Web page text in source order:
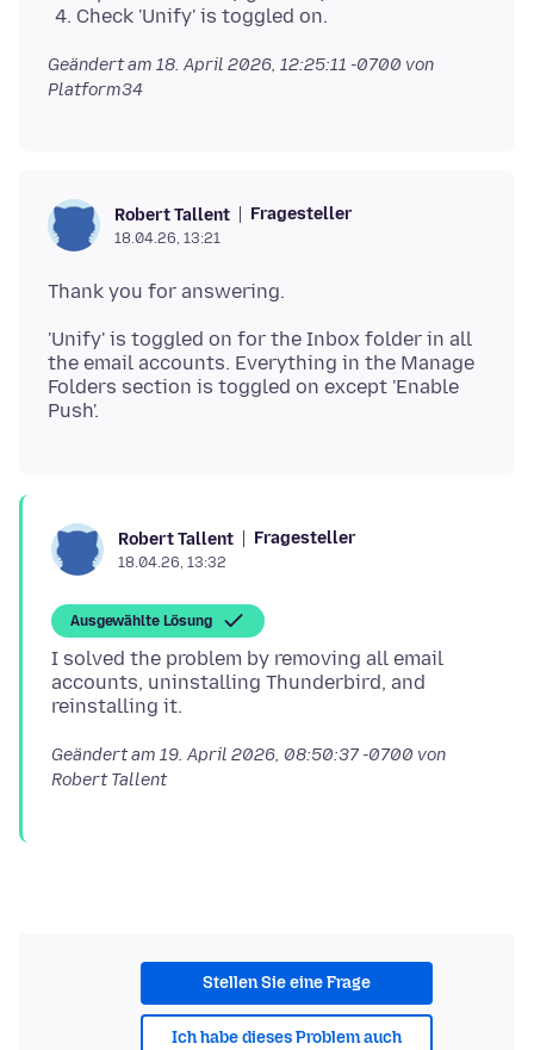
Check 'Unify' is toggled on.
Geändert am 18. April 2026, 12:25:11 -0700 von
Platform34
Robert Tallent Fragesteller
18.04.26, 13:21
'Unify' is toggled on for the Inbox folder in all
the email accounts. Everything in the Manage
Folders section is toggled on except 'Enable
Robert Tallent Fragesteller
18.04.26, 13:32
Ausgewählte Lösung
I solved the problem by removing all email
accounts, uninstalling Thunderbird, and
Geändert am 19. April 2026, 08:50:37 -0700 von
Robert Tallent
Stellen Sie eine Frage
Ich habe dieses Problem auch